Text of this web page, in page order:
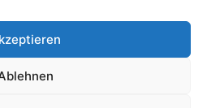
Datenschutzerklärung